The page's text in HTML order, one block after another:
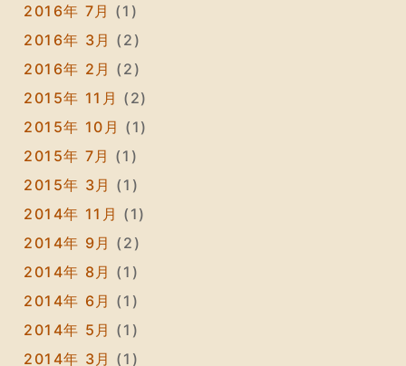
2016年 7月 (1)
2016年 3月 (2)
2016年 2月 (2)
2015年 11月 (2)
2015年 10月 (1)
2015年 7月 (1)
2015年 3月 (1)
2014年 11月 (1)
2014年 9月 (2)
2014年 8月 (1)
2014年 6月 (1)
2014年 5月 (1)
2014年 3月 (1)